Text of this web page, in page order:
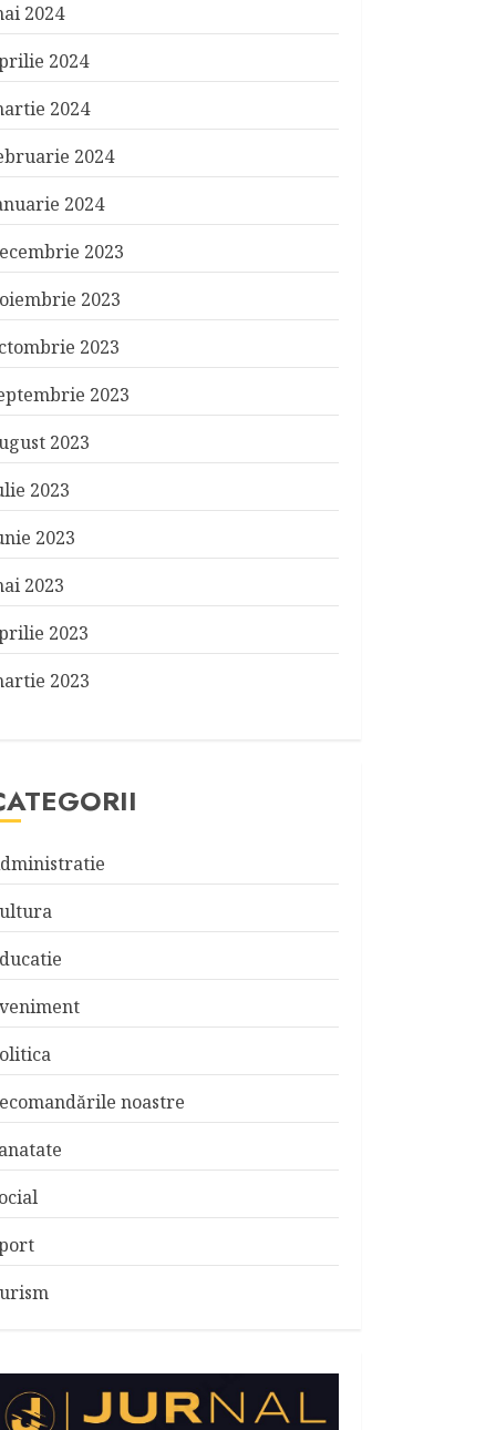
2024
2024
2024
2024
2024
2023
2023
2023
2023
2023
2023
2023
2023
2023
2023
noastre